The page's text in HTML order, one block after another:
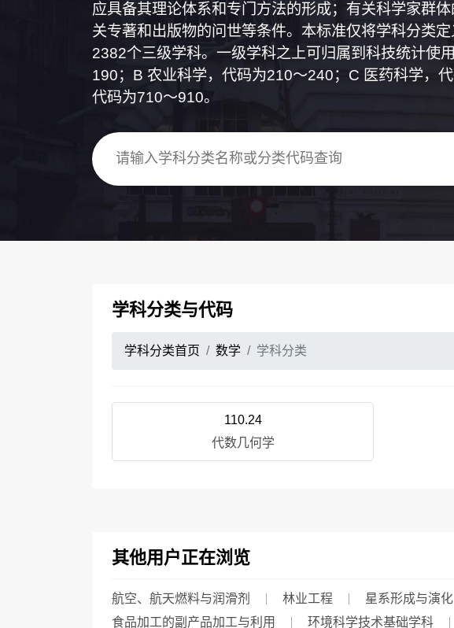
应具备其理论体系和专门方法的形成；有关科学家群
关专著和出版物的问世等条件。本标准仅将学科分类
2382个三级学科。一级学科之上可归属到科技统计使
190；B 农业科学，代码为210～240；C 医药科学，
代码为710～910。
学科分类与代码
学科分类首页 数学 学科分类
110.24
代数几何学
其他用户正在浏览
航空、航天燃料与润滑剂 林业工程 星系形成与演化
食品加工的副产品加工与利用
环境科学技术基础学科